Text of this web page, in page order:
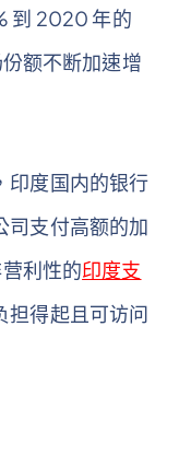
到 2020 年的
额不断加速增
印度国内的银行
司支付高额的加
利性的印度支
担得起且可访问